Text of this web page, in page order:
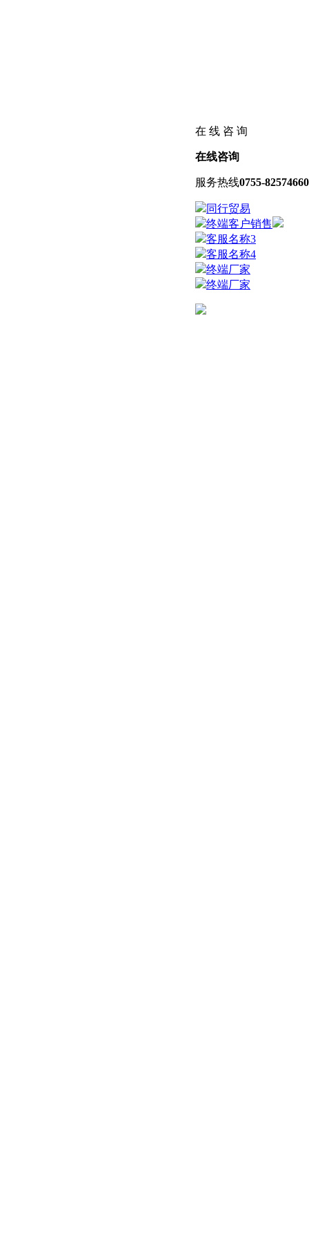
在 线 咨 询
在线咨询
服务热线0755-82574660
同行贸易
终端客户销售
客服名称3
客服名称4
终端厂家
终端厂家